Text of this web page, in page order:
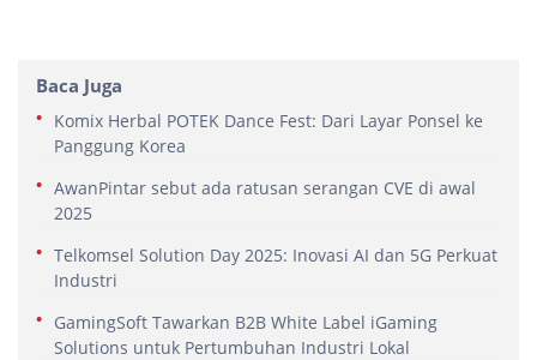
Baca Juga
Komix Herbal POTEK Dance Fest: Dari Layar Ponsel ke
Panggung Korea
AwanPintar sebut ada ratusan serangan CVE di awal
2025
Telkomsel Solution Day 2025: Inovasi AI dan 5G Perkuat
Industri
GamingSoft Tawarkan B2B White Label iGaming
Solutions untuk Pertumbuhan Industri Lokal